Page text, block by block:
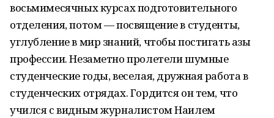
восьмимесячных курсах подготовительного
отделения, потом — посвящение в студенты,
углубление в мир знаний, чтобы постигать азы
профессии. Незаметно пролетели шумные
студенческие годы, веселая, дружная работа в
студенческих отрядах. Гордится он тем, что
учился с видным журналистом Наилем